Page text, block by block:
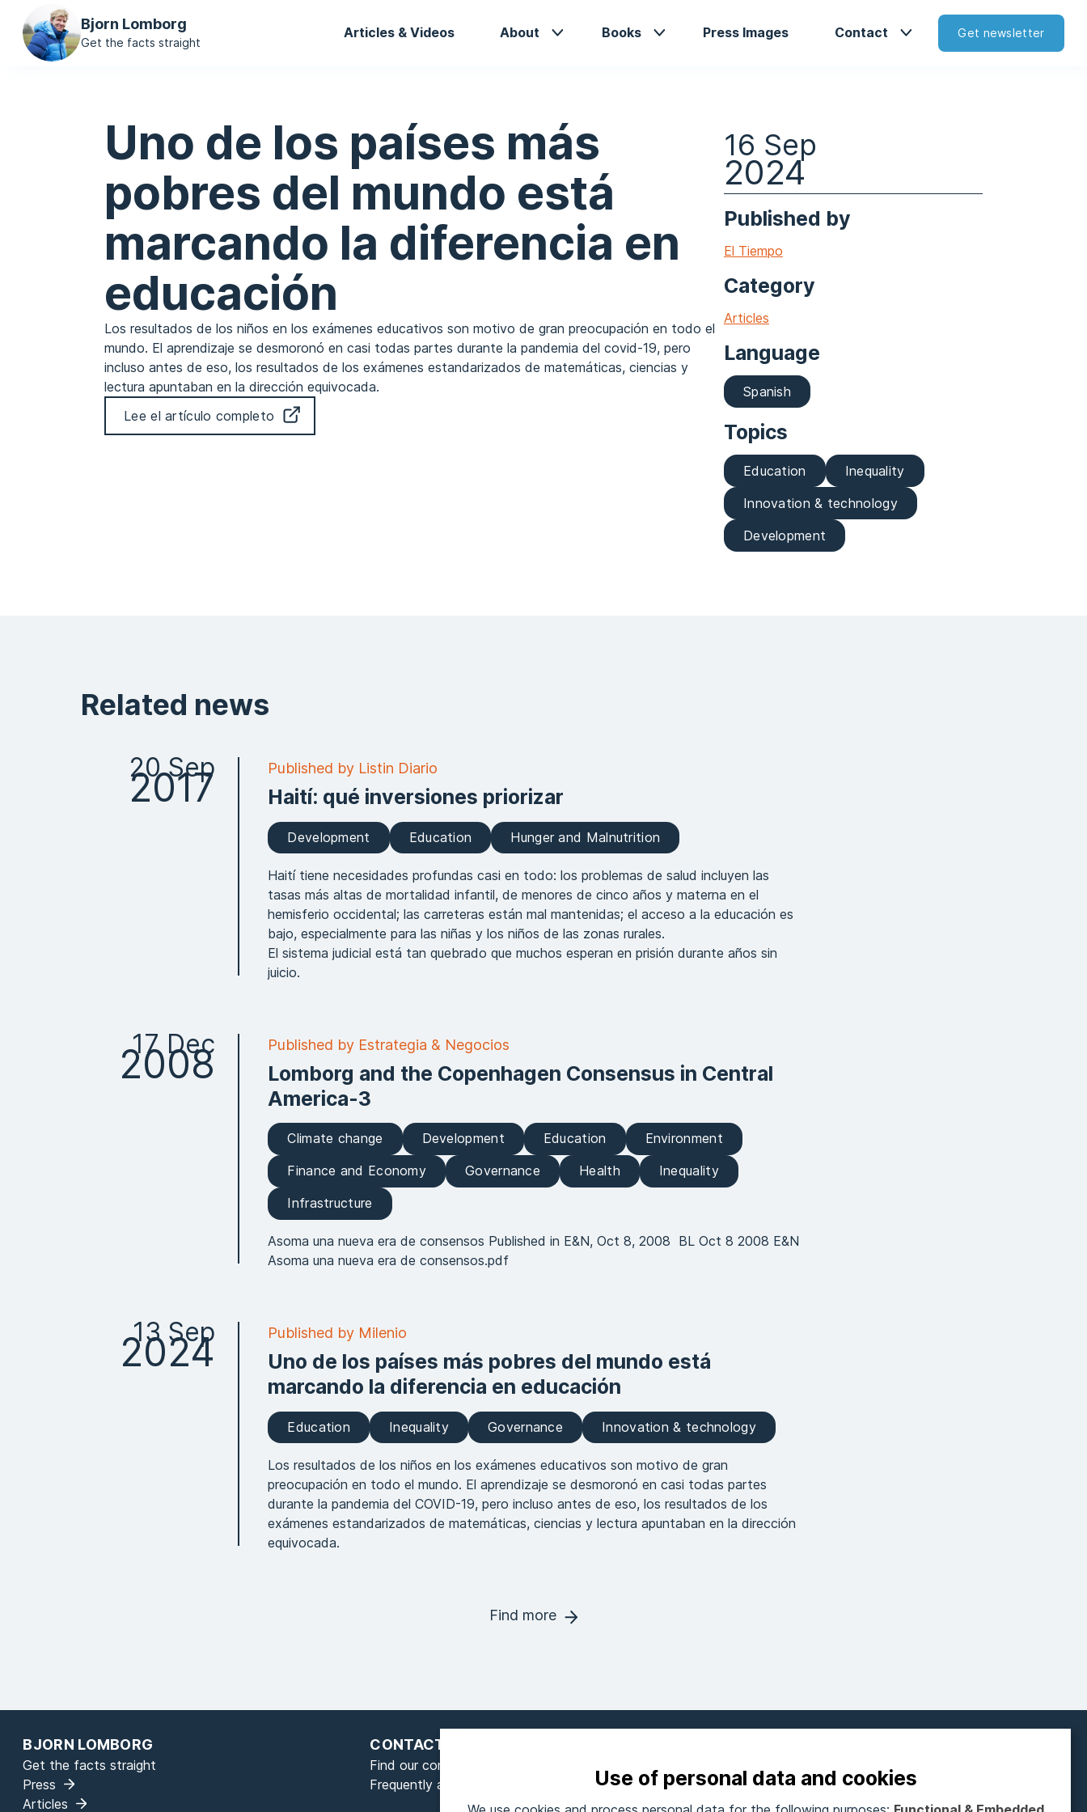
Bjorn Lomborg
Get the facts straight
Main
Articles & Videos About Books Press Images Contact Get newsletter
Uno de los países más
pobres del mundo está
marcando la diferencia en
educación
Los resultados de los niños en los exámenes educativos son motivo de gran preocupación en todo el
mundo. El aprendizaje se desmoronó en casi todas partes durante la pandemia del covid-19, pero
incluso antes de eso, los resultados de los exámenes estandarizados de matemáticas, ciencias y
lectura apuntaban en la dirección equivocada.
Lee el artículo completo
16 Sep
2024
Published by
El Tiempo
Category
Articles
Language
Spanish
Topics
Education
Inequality
Innovation & technology
Development
Related news
20 Sep
2017 Haití: qué inversiones priorizar
Published by Listin Diario
Development Education Hunger and Malnutrition
Haití tiene necesidades profundas casi en todo: los problemas de salud incluyen las
tasas más altas de mortalidad infantil, de menores de cinco años y materna en el
hemisferio occidental; las carreteras están mal mantenidas; el acceso a la educación es
bajo, especialmente para las niñas y los niños de las zonas rurales.
El sistema judicial está tan quebrado que muchos esperan en prisión durante años sin
juicio.
17 Dec
2008
Lomborg and the Copenhagen Consensus in Central
America-3
Published by Estrategia & Negocios
Climate change Development Education
Environment
Finance and Economy
Governance Health
Inequality
Infrastructure
Asoma una nueva era de consensos Published in E&N, Oct 8, 2008 BL Oct 8 2008 E&N
Asoma una nueva era de consensos.pdf
13 Sep
2024
Uno de los países más pobres del mundo está
marcando la diferencia en educación
Published by Milenio
Education Inequality Governance Innovation & technology
Los resultados de los niños en los exámenes educativos son motivo de gran
preocupación en todo el mundo. El aprendizaje se desmoronó en casi todas partes
durante la pandemia del COVID-19, pero incluso antes de eso, los resultados de los
exámenes estandarizados de matemáticas, ciencias y lectura apuntaban en la dirección
equivocada.
Find more
BJORN LOMBORG
Get the facts straight
Press
Articles
CONTACT
Find our contact form here
Frequently asked questions
Use of personal data and cookies